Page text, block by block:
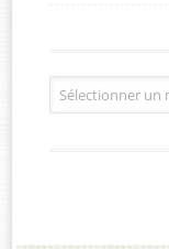
Archives